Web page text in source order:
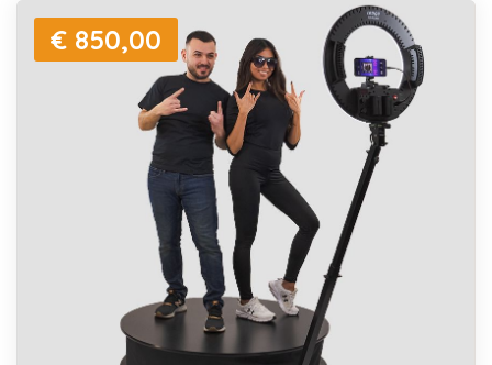
€ 850,00